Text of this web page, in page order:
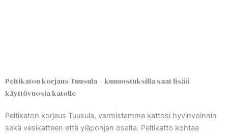
Peltikaton korjaus Tuusula – kunnostuksilla saat lisää
käyttövuosia katolle
Peltikaton korjaus Tuusula, varmistamme kattosi hyvinvoinnin
sekä vesikatteen että yläpohjan osalta. Peltikatto kohtaa